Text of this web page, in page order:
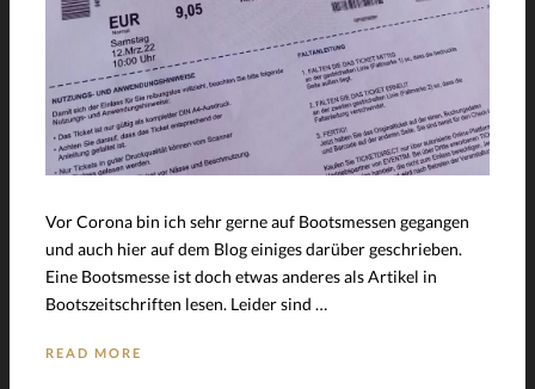
Vor Corona bin ich sehr gerne auf Bootsmessen gegangen
und auch hier auf dem Blog einiges darüber geschrieben.
Eine Bootsmesse ist doch etwas anderes als Artikel in
Bootszeitschriften lesen. Leider sind …
READ MORE